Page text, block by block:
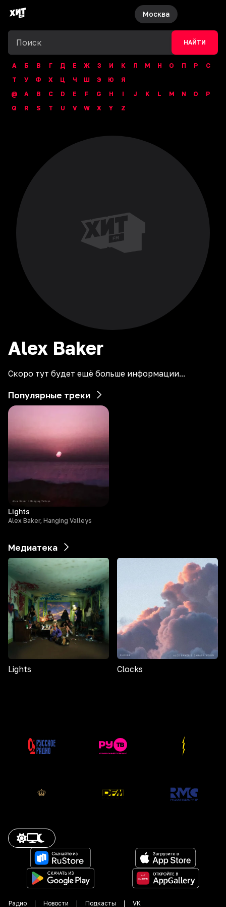
Москва
НАЙТИ
А Б В Г Д Е Ж З И К Л М Н О П Р
С
Т
У Ф Х Ц Ч Ш Э Ю
Я
@
A B C D E F G H I J K L M N O
P
Q
R S T U V W X Y Z
Alex Baker
Скоро тут будет ещё больше информации...
Популярные треки
Lights
Alex Baker, Hanging Valleys
Медиатека
Lights Clocks
Радио Новости Подкасты VK